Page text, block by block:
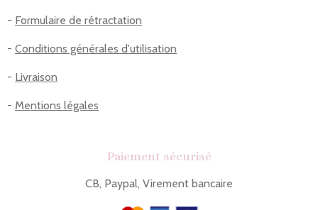
- Formulaire de rétractation
- Conditions générales d'utilisation
- Livraison
- Mentions légales
Paiement sécurisé
CB, Paypal, Virement bancaire